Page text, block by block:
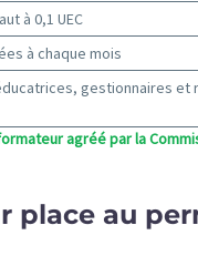
à 0,1 UEC
à chaque mois
gestionnaires et
agréé par la
place au